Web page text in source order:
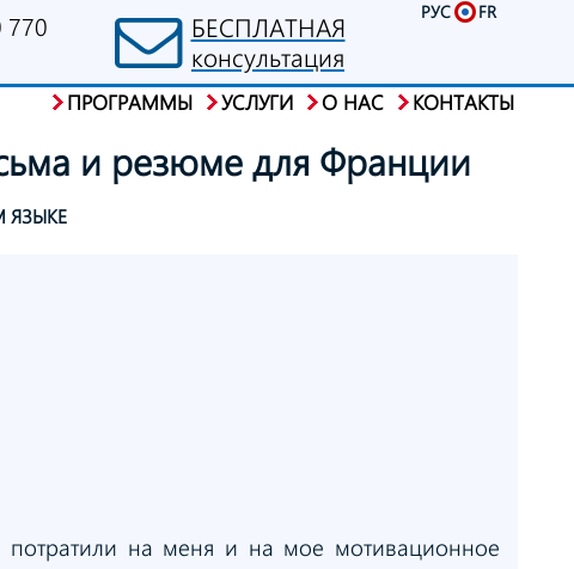
770
БЕСПЛАТНАЯ
консультация
РУС FR
ПРОГРАММЫ УСЛУГИ О НАС КОНТАКТЫ
и резюмедля Франции
ЯЗЫКЕ
на меня и на мое мотивационное